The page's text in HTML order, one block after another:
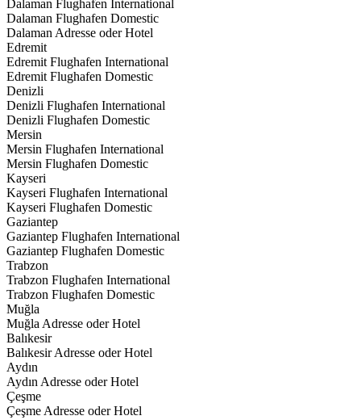
Dalaman Flughafen International
Dalaman Flughafen Domestic
Dalaman Adresse oder Hotel
Edremit
Edremit Flughafen International
Edremit Flughafen Domestic
Denizli
Denizli Flughafen International
Denizli Flughafen Domestic
Mersin
Mersin Flughafen International
Mersin Flughafen Domestic
Kayseri
Kayseri Flughafen International
Kayseri Flughafen Domestic
Gaziantep
Gaziantep Flughafen International
Gaziantep Flughafen Domestic
Trabzon
Trabzon Flughafen International
Trabzon Flughafen Domestic
Muğla
Muğla Adresse oder Hotel
Balıkesir
Balıkesir Adresse oder Hotel
Aydın
Aydın Adresse oder Hotel
Çeşme
Çeşme Adresse oder Hotel